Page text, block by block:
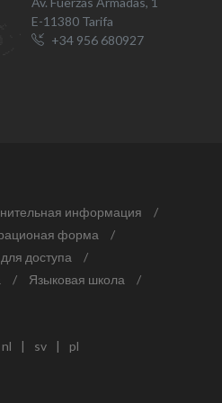
E-11380 Tarifa
+34 956 680927
информация
/
форма
/
доступа
/
/ Языковая школа
/
nl | sv |
pl